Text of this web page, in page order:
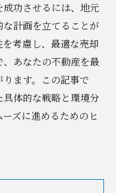
功させるには、地元
計画を立てることが
考慮し、最適な売却
あなたの不動産を最
ます。この記事で
体的な戦略と環境分
ズに進めるためのヒ